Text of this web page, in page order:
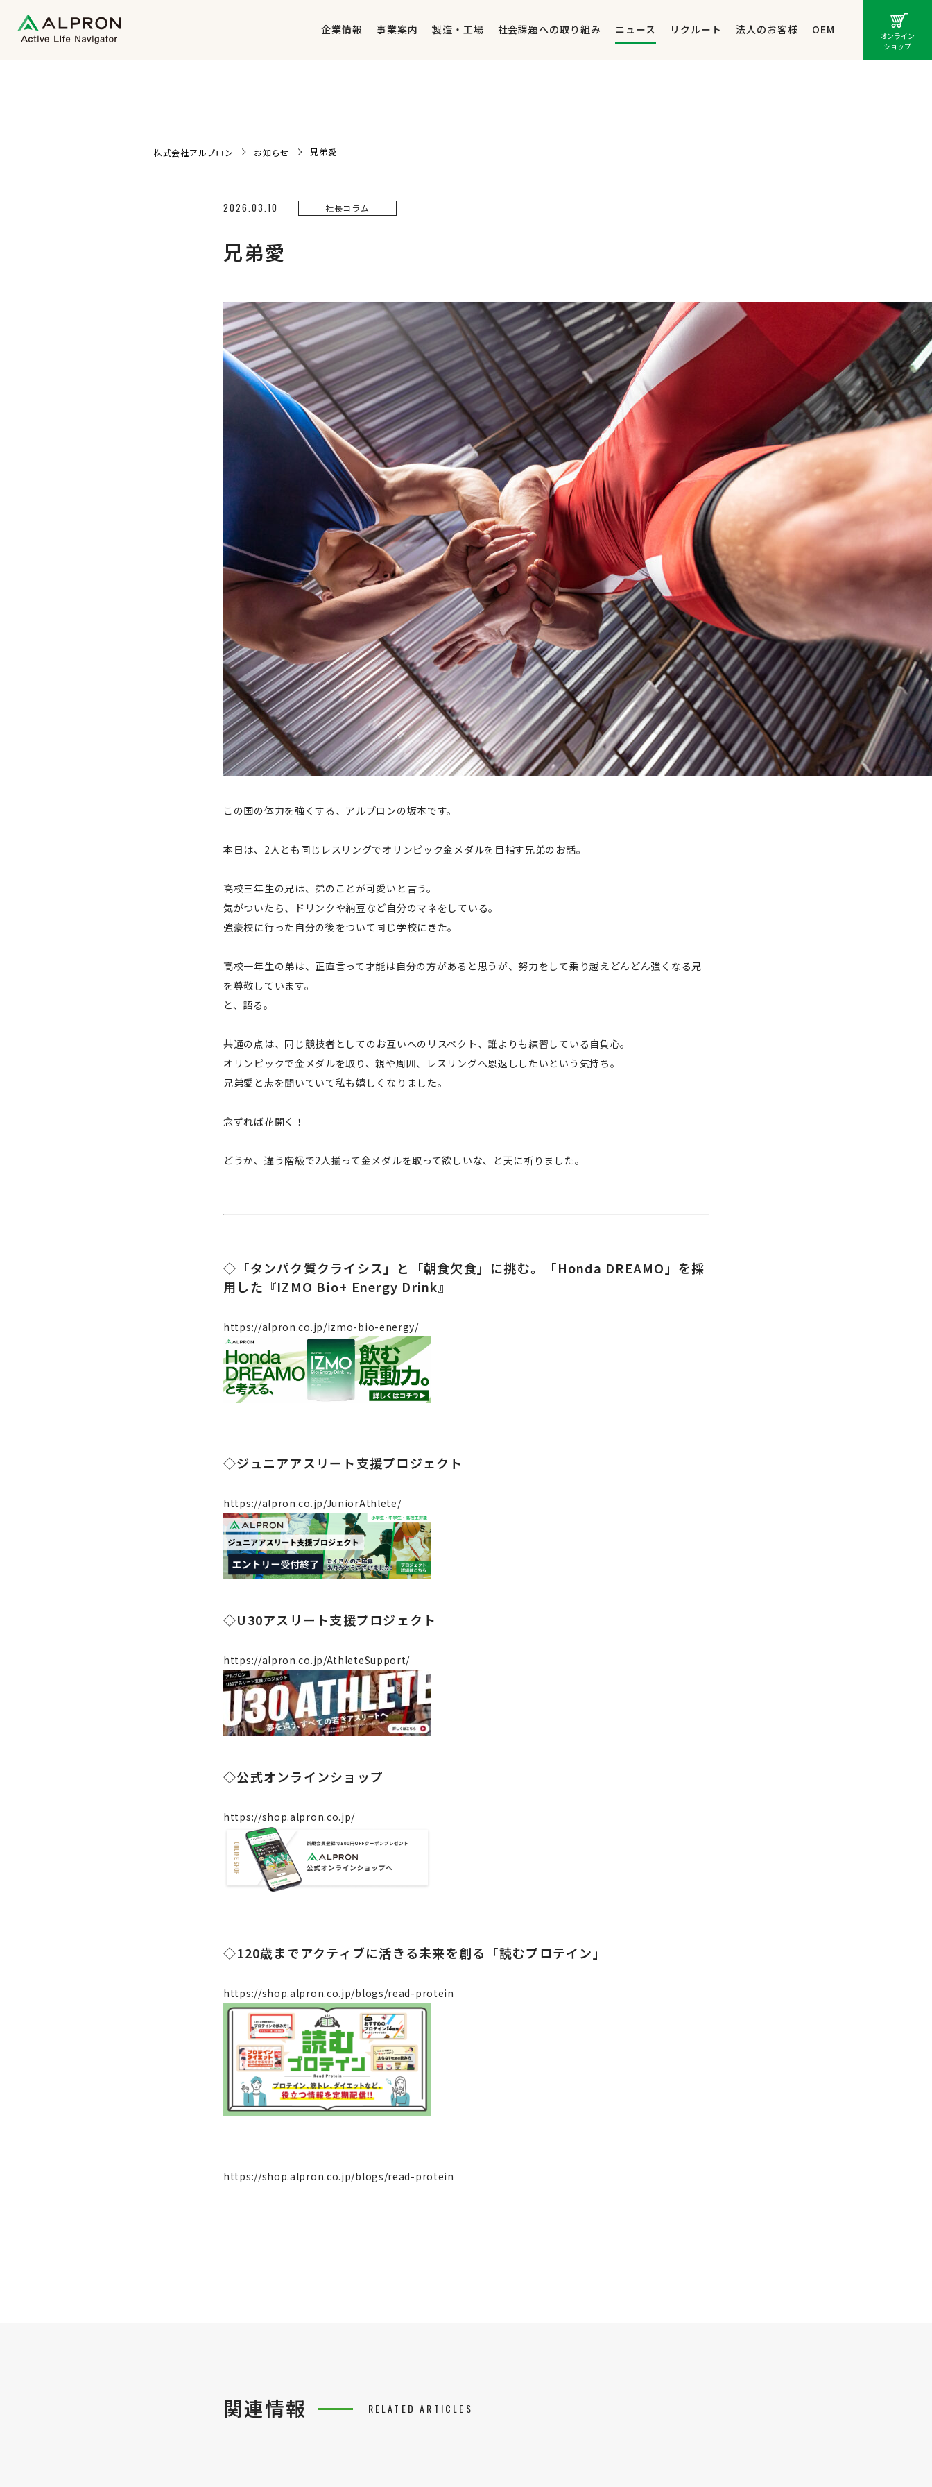
企業情報 事業案内 製造・工場 社会課題への取り組み ニュース リクルート 法人のお客様 OEM
オンライン
ショップ
株式会社アルプロン お知らせ 兄弟愛
2026.03.10 社長コラム
兄弟愛
この国の体力を強くする、アルプロンの坂本です。
本日は、2人とも同じレスリングでオリンピック金メダルを目指す兄弟のお話。
高校三年生の兄は、弟のことが可愛いと言う。
気がついたら、ドリンクや納豆など自分のマネをしている。
強豪校に行った自分の後をついて同じ学校にきた。
高校一年生の弟は、正直言って才能は自分の方があると思うが、努力をして乗り越えどんどん強くなる兄
を尊敬しています。
と、語る。
共通の点は、同じ競技者としてのお互いへのリスペクト、誰よりも練習している自負心。
オリンピックで金メダルを取り、親や周囲、レスリングへ恩返ししたいという気持ち。
兄弟愛と志を聞いていて私も嬉しくなりました。
念ずれば花開く！
どうか、違う階級で2人揃って金メダルを取って欲しいな、と天に祈りました。
◇「タンパク質クライシス」と「朝食欠食」に挑む。「Honda DREAMO」を採
用した『IZMO Bio+ Energy Drink』
https://alpron.co.jp/izmo-bio-energy/
◇ジュニアアスリート支援プロジェクト
https://alpron.co.jp/JuniorAthlete/
◇U30アスリート支援プロジェクト
https://alpron.co.jp/AthleteSupport/
◇公式オンラインショップ
https://shop.alpron.co.jp/
◇120歳までアクティブに活きる未来を創る「読むプロテイン」
https://shop.alpron.co.jp/blogs/read-protein
https://shop.alpron.co.jp/blogs/read-protein
関連情報 RELATED ARTICLES